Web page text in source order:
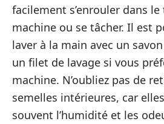
facilement s’enrouler dans
machine ou se tâcher. Il est
laver à la main avec un
un filet de lavage si vous
machine. N’oubliez pas de
semelles intérieures, car
souvent l’humidité et les